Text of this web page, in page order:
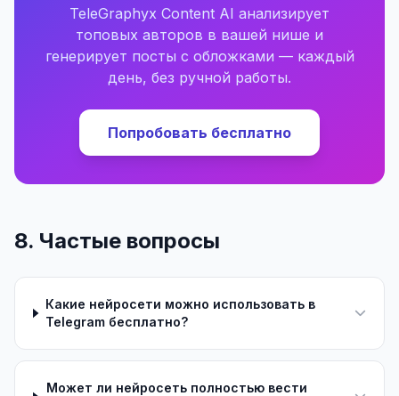
TeleGraphyx Content AI анализирует
топовых авторов в вашей нише и
генерирует посты с обложками — каждый
день, без ручной работы.
Попробовать бесплатно
8. Частые вопросы
Какие нейросети можно использовать в
Telegram бесплатно?
Может ли нейросеть полностью вести